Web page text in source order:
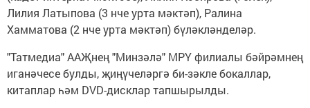
Лилия Латыпова (3 нче урта мәктәп), Рали­на
Хамматова (2 нче урта мәктәп) бүләкләнделәр.
"Татмедиа" ААҖнең "Минзәлә" МРҮ филиа­лы бәйрәмнең
иганәчесе булды, җиңүчеләргә би-зәкле бокаллар,
китаплар һәм DVD-дисклар тапшы­рылды.